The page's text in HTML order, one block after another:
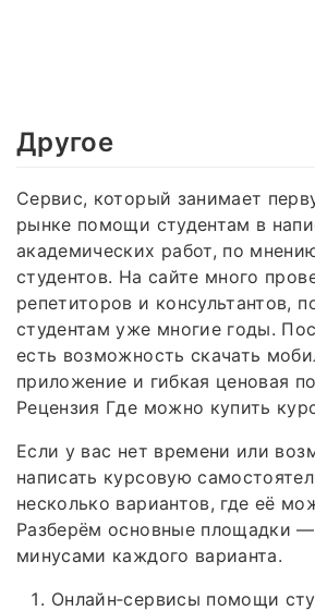
Другое
Сервис, который занимает
рынке помощи студентам в
академических работ, по
студентов. На сайте много
репетиторов и консультантов,
студентам уже многие годы.
есть возможность скачать
приложение и гибкая ценовая
Рецензия Где можно купить
Если у вас нет времени или
написать курсовую
несколько вариантов, где её
Разберём основные площадки
минусами каждого варианта.
Онлайн‑сервисы помощи